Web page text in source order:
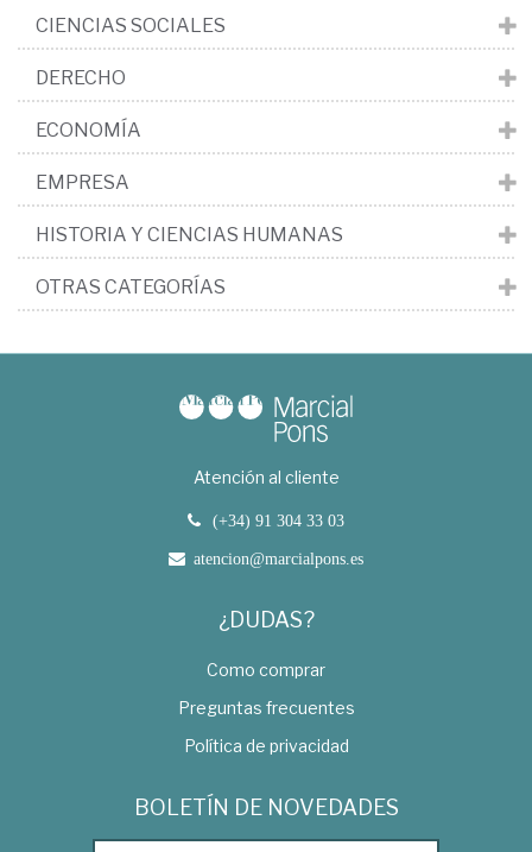
CIENCIAS SOCIALES
DERECHO
ECONOMÍA
EMPRESA
HISTORIA Y CIENCIAS HUMANAS
OTRAS CATEGORÍAS
Atención al cliente
(+34) 91 304 33 03
atencion@marcialpons.es
¿DUDAS?
Como comprar
Preguntas frecuentes
Política de privacidad
BOLETÍN DE NOVEDADES